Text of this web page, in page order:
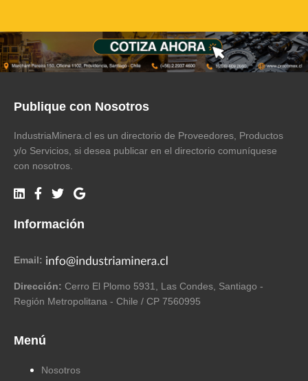
Publique con Nosotros
IndustriaMinera.cl es un directorio de Proveedores, Productos
y/o Servicios, si desea publicar en el directorio comuníquese
con nosotros.
Información
Email:
Dirección: Cerro El Plomo 5931, Las Condes, Santiago -
Región Metropolitana - Chile / CP 7560995
Menú
Nosotros